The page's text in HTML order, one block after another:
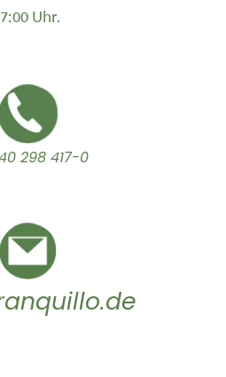
Uhr.
298 417-0